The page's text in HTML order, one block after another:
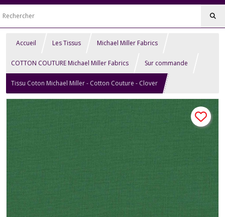
Accueil Les Tissus Michael Miller Fabrics
COTTON COUTURE Michael Miller Fabrics Sur commande
Tissu Coton Michael Miller - Cotton Couture - Clover